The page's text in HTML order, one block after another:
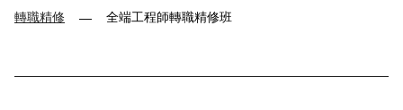
轉職精修 — 全端工程師轉職精修班